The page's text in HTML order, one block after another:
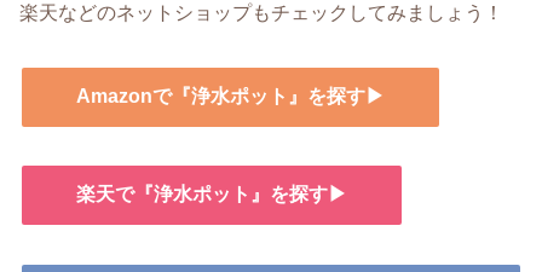
楽天などのネットショップもチェックしてみましょう！
Amazonで『浄水ポット』を探す▶
楽天で『浄水ポット』を探す▶